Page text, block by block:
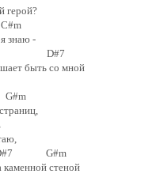
герой?
знаю -
быть со мной
G#m
каменной стеной